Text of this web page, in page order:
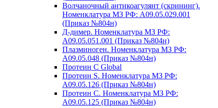
Волчаночный антикоагулянт (скрининг).
Номенклатура МЗ РФ: A09.05.029.001
(Приказ №804н)
Д-димер. Номенклатура МЗ РФ:
A09.05.051.001 (Приказ №804н)
Плазминоген. Номенклатура МЗ РФ:
A09.05.048 (Приказ №804н)
Протеин C Global
Протеин S. Номенклатура МЗ РФ:
A09.05.126 (Приказ №804н)
Протеин С. Номенклатура МЗ РФ:
A09.05.125 (Приказ №804н)